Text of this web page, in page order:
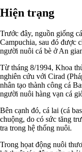
Hiện trạng
Trước đây, nguồn giống
Campuchia, sau đó được
người nuôi cá bè ở An
Từ tháng 8/1994, Khoa
nghiên cứu với Cirad
nhân tạo thành công cá
người nuôi hàng vạn cá
Bên cạnh đó, cá lai (cá
chuộng, do có sức tăng
tra trong hệ thống nuôi.
Trong họat động nuôi